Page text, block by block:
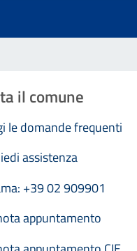
il comune
le domande frequenti
assistenza
+39 02 909901
appuntamento